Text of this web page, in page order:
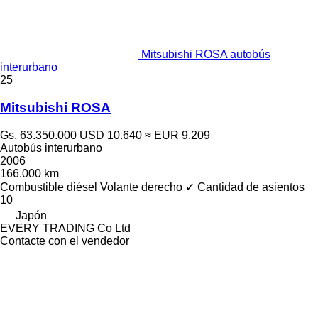
Mitsubishi ROSA autobús
interurbano
25
Mitsubishi ROSA
Gs. 63.350.000 USD 10.640 ≈ EUR 9.209
Autobús interurbano
2006
166.000 km
Combustible diésel Volante derecho ✓ Cantidad de asientos
10
Japón
EVERY TRADING Co Ltd
Contacte con el vendedor